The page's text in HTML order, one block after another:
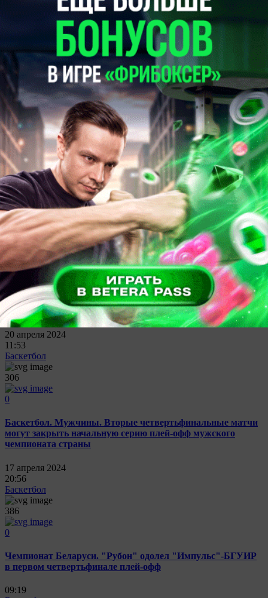
Betera-чемпионат Беларуси. "Минск" на выезде разгромил
"Импульс"-БГУИР
15 октября 2024
20:12
Баскетбол
156
Betera-чемпионат Беларуси. Мужчины. "Гродно-93" на
выезде уверенно переиграл "Импульс"-БГУИР
5 октября 2024
18:24
Баскетбол
381
0
Betera-чемпионат Беларуси. "Минск" потерпел поражение
от "Борисфена", а "Рубон" на выезде крупно обыграл
"Импульс"-БГУИР
20 апреля 2024
11:53
Баскетбол
306
0
Баскетбол. Мужчины. Вторые четвертьфинальные матчи
могут закрыть начальную серию плей-офф мужского
чемпионата страны
17 апреля 2024
20:56
Баскетбол
386
0
Чемпионат Беларуси. "Рубон" одолел "Импульс"-БГУИР
в первом четвертьфинале плей-офф
09:19